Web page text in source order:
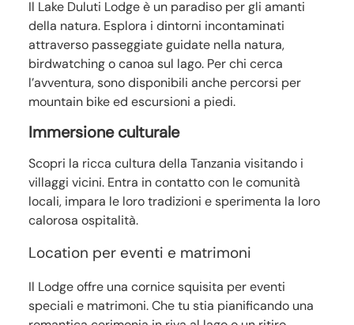
Il Lake Duluti Lodge è un paradiso per gli amanti
della natura. Esplora i dintorni incontaminati
attraverso passeggiate guidate nella natura,
birdwatching o canoa sul lago. Per chi cerca
l’avventura, sono disponibili anche percorsi per
mountain bike ed escursioni a piedi.
Immersione culturale
Scopri la ricca cultura della Tanzania visitando i
villaggi vicini. Entra in contatto con le comunità
locali, impara le loro tradizioni e sperimenta la loro
calorosa ospitalità.
Location per eventi e matrimoni
Il Lodge offre una cornice squisita per eventi
speciali e matrimoni. Che tu stia pianificando una